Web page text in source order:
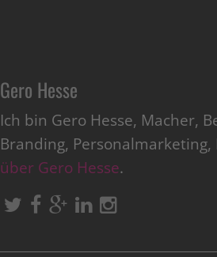
Gero Hesse
Ich bin Gero Hesse, Macher,
Branding,
über Gero Hesse.